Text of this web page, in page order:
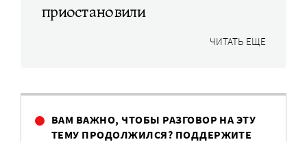
приостановили
ЧИТАТЬ ЕЩЕ
ВАМ ВАЖНО, ЧТОБЫ РАЗГОВОР НА ЭТУ
ТЕМУ ПРОДОЛЖИЛСЯ? ПОДДЕРЖИТЕ